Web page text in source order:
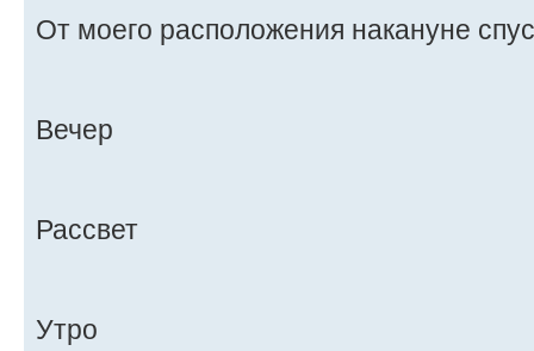
От моего расположения накануне
Вечер
Рассвет
Утро